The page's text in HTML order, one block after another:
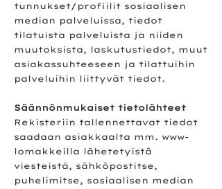
tunnukset/profiilit sosiaalisen
median palveluissa, tiedot
tilatuista palveluista ja niiden
muutoksista, laskutustiedot, muut
asiakassuhteeseen ja tilattuihin
palveluihin liittyvät tiedot.
Säännönmukaiset tietolähteet
Rekisteriin tallennettavat tiedot
saadaan asiakkaalta mm. www-
lomakkeilla lähetetyistä
viesteistä, sähköpostitse,
puhelimitse, sosiaalisen median